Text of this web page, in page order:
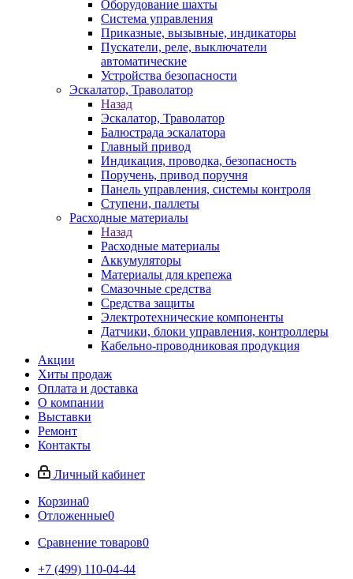
Оборудование шахты
Система управления
Приказные, вызывные, индикаторы
Пускатели, реле, выключатели
автоматические
Устройства безопасности
Эскалатор, Траволатор
Назад
Эскалатор, Траволатор
Балюстрада эскалатора
Главный привод
Индикация, проводка, безопасность
Поручень, привод поручня
Панель управления, системы контроля
Ступени, паллеты
Расходные материалы
Назад
Расходные материалы
Аккумуляторы
Материалы для крепежа
Смазочные средства
Средства защиты
Электротехнические компоненты
Датчики, блоки управления, контроллеры
Кабельно-проводниковая продукция
Акции
Хиты продаж
Оплата и доставка
О компании
Выставки
Ремонт
Контакты
Личный кабинет
Корзина0
Отложенные0
Сравнение товаров0
+7 (499) 110-04-44